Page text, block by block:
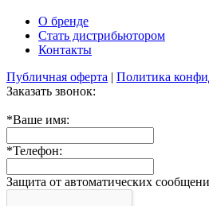
О бренде
Стать дистрибьютором
Контакты
Публичная оферта | Политика
Заказать звонок:
*Ваше имя:
*Телефон:
Защита от автоматических